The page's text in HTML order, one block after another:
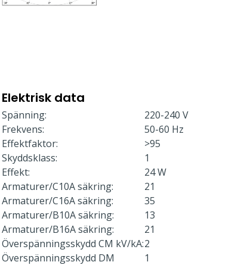
Elektrisk data
Spänning:
220-240 V
Frekvens:
50-60 Hz
Effektfaktor:
>95
Skyddsklass:
1
Effekt:
24 W
Armaturer/C10A säkring:
21
Armaturer/C16A säkring:
35
Armaturer/B10A säkring:
13
Armaturer/B16A säkring:
21
Överspänningsskydd CM kV/kA:2
Överspänningsskydd DM
1